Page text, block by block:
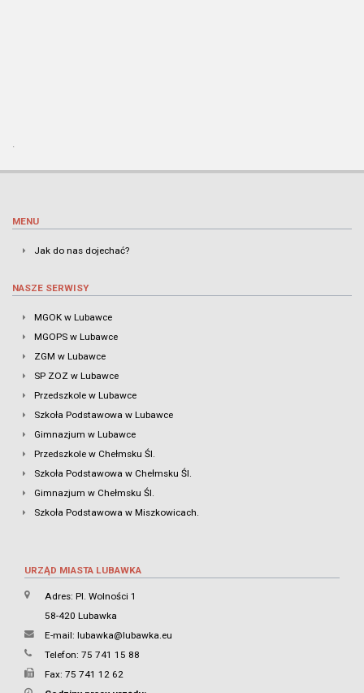
.
MENU
Jak do nas dojechać?
NASZE SERWISY
MGOK w Lubawce
MGOPS w Lubawce
ZGM w Lubawce
SP ZOZ w Lubawce
Przedszkole w Lubawce
Szkoła Podstawowa w Lubawce
Gimnazjum w Lubawce
Przedszkole w Chełmsku Śl.
Szkoła Podstawowa w Chełmsku Śl.
Gimnazjum w Chełmsku Śl.
Szkoła Podstawowa w Miszkowicach.
URZĄD MIASTA LUBAWKA
Adres: Pl. Wolności 1
58-420 Lubawka
E-mail: lubawka@lubawka.eu
Telefon: 75 741 15 88
Fax: 75 741 12 62